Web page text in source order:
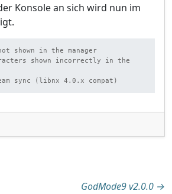
Konsole an sich wird nun im
shown in the manager
shown incorrectly in the
sync (libnx 4.0.x compat)
GodMode9 v2.0.0 →